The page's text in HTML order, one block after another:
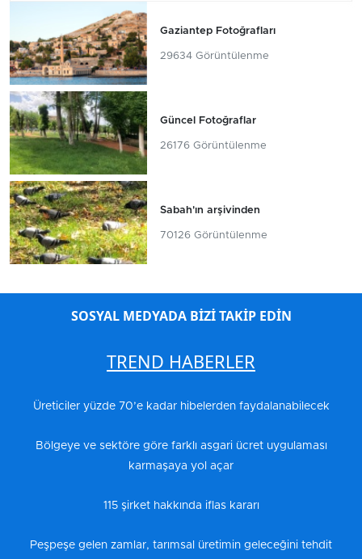
Gaziantep Fotoğrafları
29634 Görüntülenme
Güncel Fotoğraflar
26176 Görüntülenme
Sabah'ın arşivinden
70126 Görüntülenme
SOSYAL MEDYADA BİZİ TAKİP EDİN
TREND HABERLER
Üreticiler yüzde 70’e kadar hibelerden faydalanabilecek
Bölgeye ve sektöre göre farklı asgari ücret uygulaması
karmaşaya yol açar
115 şirket hakkında iflas kararı
Peşpeşe gelen zamlar, tarımsal üretimin geleceğini tehdit